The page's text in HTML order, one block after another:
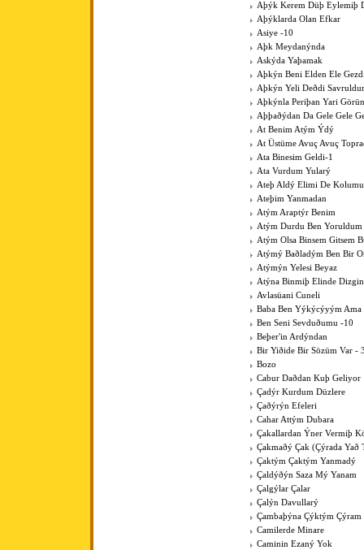
Aþýk Kerem Düþ Eylemiþ
Aþýklarda Olan Efkar
Asiye -10
Aþk Meydanýnda
Askýda Yaþamak
Aþkýn Beni Elden Ele
Aþkýn Yeli Deðdi
Aþkýnla Periþan Yari
Aþþaðýdan Da Gele Gele
At Benim Atým Ýdý
At Üstüme Avuç Avuç
Ata Binesim Geldi-1
Ata Vurdum Yularý
Ateþ Aldý Elimi De Kolumu
Ateþim Yanmadan
Atým Araptýr Benim
Atým Durdu Ben Yoruldum
Atým Olsa Binsem Gitsem
Atýmý Baðladým Ben Bir
Atýmýn Yelesi Beyaz
Atýna Binmiþ Elinde
Avlasüani Cuneli
Baba Ben Yýkýcýyým
Ben Seni Sevduðumu -10
Beþer'in Ardýndan
Bir Yiðide Bir Sözüm Var -
Bozo
Cabur Daðdan Kuþ Geliyor
Çadýr Kurdum Düzlere
Çaðýrýn Efeleri
Cahar Attým Dubara
Çakallardan Ýner Vermiþ
Çakmaðý Çak (Çýrada Yað
Çaktým Çaktým Yanmadý
Çaldýðýn Saza Mý Yanam
Çalgýlar Çalar
Çalýn Davullarý
Çambaþýna Çýktým Çýram
Camilerde Minare
Caminin Ezaný Yok